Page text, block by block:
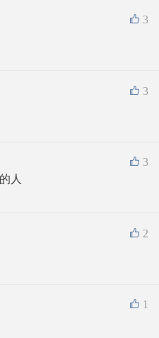
3
3
3
人
2
1